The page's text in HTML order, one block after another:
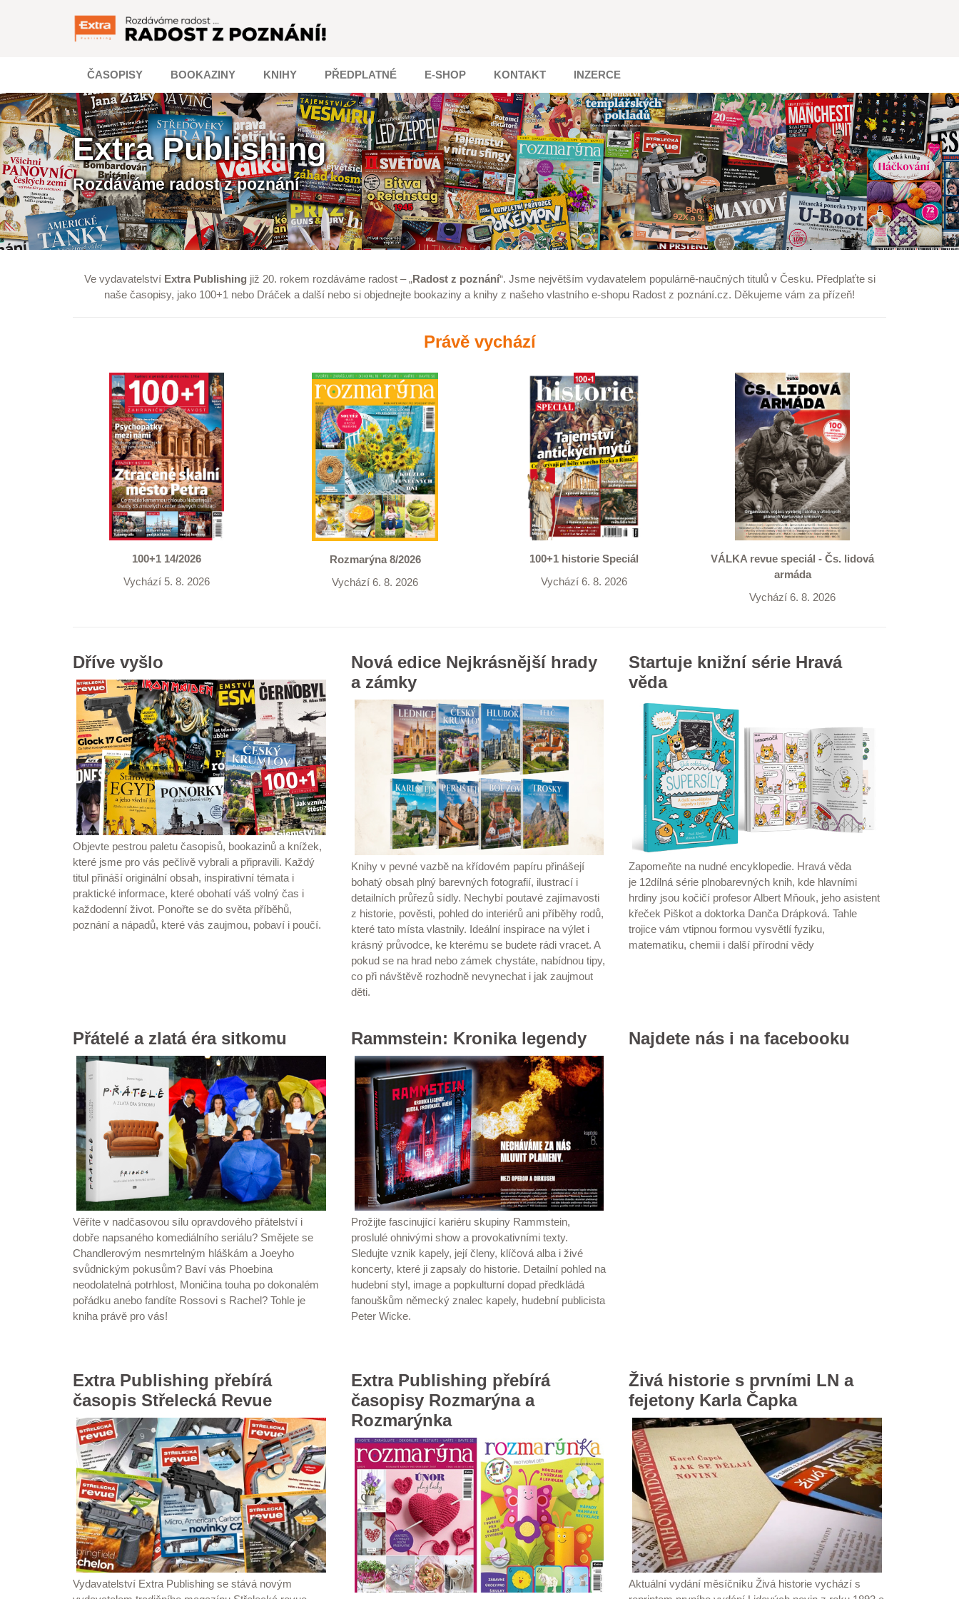
ČASOPISY BOOKAZINY KNIHY PŘEDPLATNÉ E-SHOP KONTAKT INZERCE
Extra Publishing
Rozdáváme radost z poznání
Ve vydavatelství Extra Publishing již 20. rokem rozdáváme radost – „Radost z poznání“. Jsme největším vydavatelem populárně-naučných titulů v Česku. Předplaťtesi
naše časopisy, jako 100+1 nebo Dráček a další nebo si objednejte bookaziny a knihy z našeho vlastního e-shopu Radost z poznání.cz. Děkujeme vám za přízeň!
Právě vychází
100+1 14/2026
Vychází 5. 8. 2026
Rozmarýna 8/2026
Vychází 6. 8. 2026
100+1 historie Speciál
Vychází 6. 8. 2026
VÁLKA revue speciál - Čs. lidová
armáda
Vychází 6. 8. 2026
Dříve vyšlo
Objevte pestrou paletu časopisů, bookazinů a knížek,
které jsme pro vás pečlivě vybrali a připravili. Každý
titul přináší originální obsah, inspirativní témata i
praktické informace, které obohatí váš volný čas i
každodenní život. Ponořte se do světa příběhů,
poznání a nápadů, které vás zaujmou, pobaví i poučí.
Nová edice Nejkrásnější hrady
a zámky
Knihy v pevné vazbě na křídovém papíru přinášejí
bohatý obsah plný barevných fotografií, ilustrací i
detailních průřezů sídly. Nechybí poutavé zajímavosti
z historie, pověsti, pohled do interiérů ani příběhy rodů,
které tato místa vlastnily. Ideální inspirace na výlet i
krásný průvodce, ke kterému se budete rádi vracet. A
pokud se na hrad nebo zámek chystáte, nabídnou tipy,
co při návštěvě rozhodně nevynechat i jak zaujmout
děti.
Startuje knižní série Hravá
věda
Zapomeňte na nudné encyklopedie. Hravá věda
je 12dílná série plnobarevných knih, kde hlavními
hrdiny jsou kočičí profesor Albert Mňouk, jeho asistent
křeček Piškot a doktorka Danča Drápková. Tahle
trojice vám vtipnou formou vysvětlí fyziku,
matematiku, chemii i další přírodní vědy
Přátelé a zlatá éra sitkomu
Věříte v nadčasovou sílu opravdového přátelství i
dobře napsaného komediálního seriálu? Smějete se
Chandlerovým nesmrtelným hláškám a Joeyho
svůdnickým pokusům? Baví vás Phoebina
neodolatelná potrhlost, Moničina touha po dokonalém
pořádku anebo fandíte Rossovi s Rachel? Tohle je
kniha právě pro vás!
Rammstein: Kronika legendy
Prožijte fascinující kariéru skupiny Rammstein,
proslulé ohnivými show a provokativními texty.
Sledujte vznik kapely, její členy, klíčová alba i živé
koncerty, které ji zapsaly do historie. Detailní pohled na
hudební styl, image a popkulturní dopad předkládá
fanouškům německý znalec kapely, hudební publicista
Peter Wicke.
Najdete nás i na facebooku
Extra Publishing přebírá
časopis Střelecká Revue
Vydavatelství Extra Publishing se stává novým
Extra Publishing přebírá
časopisy Rozmarýna a
Rozmarýnka
Živá historie s prvními LN a
fejetony Karla Čapka
Aktuální vydání měsíčníku Živá historie vychází s